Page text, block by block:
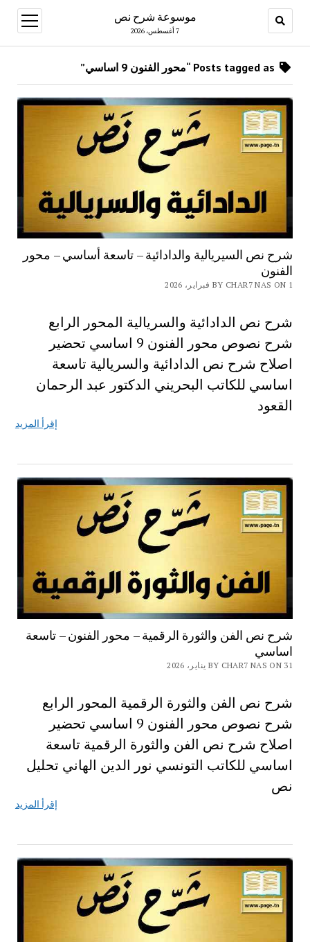
موسوعة شرح نص
7 أغسطس، 2026
open
menu
شرح نص السيريالية والدادائية – تاسعة أساسي – محور
الفنون
BY CHAR7 NAS ON 1 فبراير، 2026
شرح نص الدادائية والسريالية المحور الرابع
شرح نصوص محور الفنون 9 اساسي تحضير
اصلاح شرح نص الدادائية والسريالية تاسعة
اساسي للكاتب البحريني الدكتور عبد الرحمان
القعود
إقرأ المزيد
شرح نص الفن والثورة الرقمية – محور الفنون – تاسعة
اساسي
BY CHAR7 NAS ON 31 يناير، 2026
شرح نص الفن والثورة الرقمية المحور الرابع
شرح نصوص محور الفنون 9 اساسي تحضير
اصلاح شرح نص الفن والثورة الرقمية تاسعة
اساسي للكاتب التونسي نور الدين الهاني تحليل
نص
إقرأ المزيد